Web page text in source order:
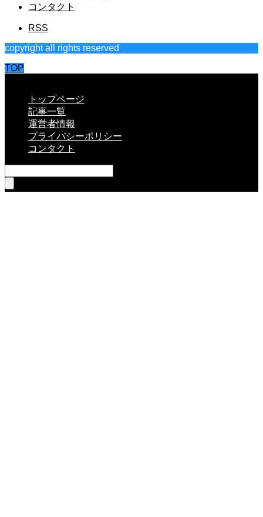
コンタクト
RSS
copyright all rights reserved
TOP
トップページ
記事一覧
運営者情報
プライバシーポリシー
コンタクト